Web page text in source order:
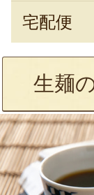
宅配便
生麺